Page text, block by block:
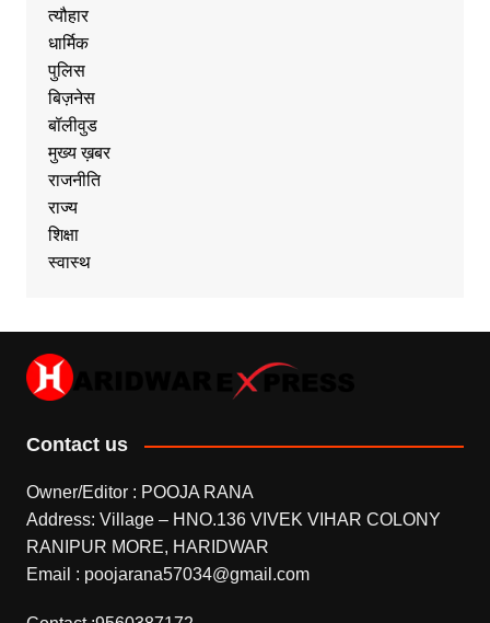
त्यौहार
धार्मिक
पुलिस
बिज़नेस
बॉलीवुड
मुख्य ख़बर
राजनीति
राज्य
शिक्षा
स्वास्थ
Contact us
Owner/Editor : POOJA RANA
Address: Village – HNO.136 VIVEK VIHAR COLONY
RANIPUR MORE, HARIDWAR
Email : poojarana57034@gmail.com